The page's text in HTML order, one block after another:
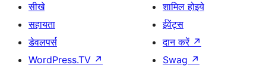
सीखे
सहायता
डेवलपर्स
WordPress.TV ↗
शामिल होइये
ईवेंट्स
दान करें ↗
Swag ↗